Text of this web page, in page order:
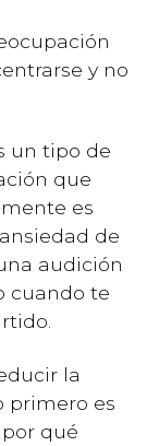
y no
un tipo de
que
es
de
audición
cuando te
la
primero es
qué